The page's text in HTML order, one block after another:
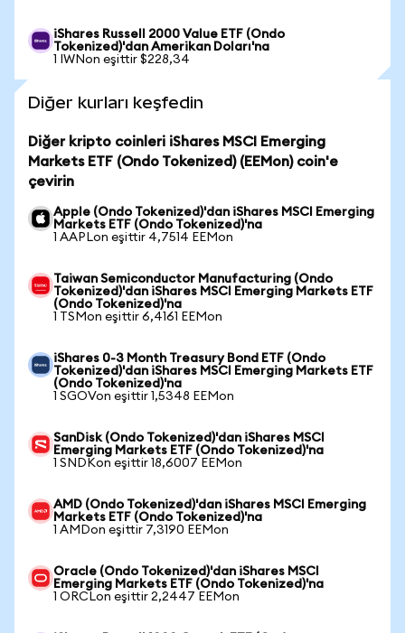
iShares Russell 2000 Value ETF (Ondo
Tokenized)'dan Amerikan Doları'na
1 IWNon eşittir $228,34
Diğer kurları keşfedin
Diğer kripto coinleri iShares MSCI Emerging
Markets ETF (Ondo Tokenized) (EEMon) coin'e
çevirin
Apple (Ondo Tokenized)'dan iShares MSCI Emerging
Markets ETF (Ondo Tokenized)'na
1 AAPLon eşittir 4,7514 EEMon
Taiwan Semiconductor Manufacturing (Ondo
Tokenized)'dan iShares MSCI Emerging Markets ETF
(Ondo Tokenized)'na
1 TSMon eşittir 6,4161 EEMon
iShares 0-3 Month Treasury Bond ETF (Ondo
Tokenized)'dan iShares MSCI Emerging Markets ETF
(Ondo Tokenized)'na
1 SGOVon eşittir 1,5348 EEMon
SanDisk (Ondo Tokenized)'dan iShares MSCI
Emerging Markets ETF (Ondo Tokenized)'na
1 SNDKon eşittir 18,6007 EEMon
AMD (Ondo Tokenized)'dan iShares MSCI Emerging
Markets ETF (Ondo Tokenized)'na
1 AMDon eşittir 7,3190 EEMon
Oracle (Ondo Tokenized)'dan iShares MSCI
Emerging Markets ETF (Ondo Tokenized)'na
1 ORCLon eşittir 2,2447 EEMon